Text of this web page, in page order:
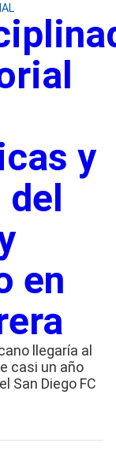
y
del
en
llegaría al
casi un año
San Diego FC